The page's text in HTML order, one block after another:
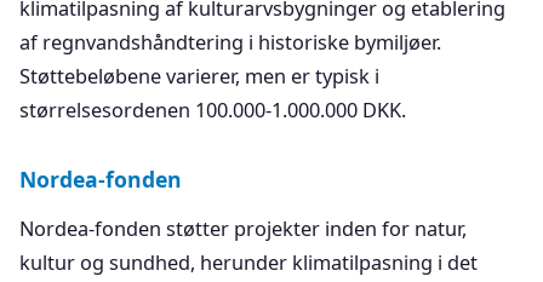
klimatilpasning af kulturarvsbygninger og etablering
af regnvandshåndtering i historiske bymiljøer.
Støttebeløbene varierer, men er typisk i
størrelsesordenen 100.000-1.000.000 DKK.
Nordea-fonden
Nordea-fonden støtter projekter inden for natur,
kultur og sundhed, herunder klimatilpasning i det